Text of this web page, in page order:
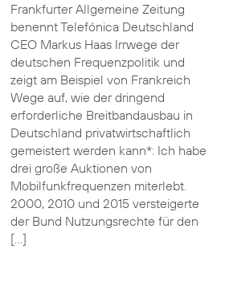
Frankfurter Allgemeine Zeitung
benennt Telefónica Deutschland
CEO Markus Haas Irrwege der
deutschen Frequenzpolitik und
zeigt am Beispiel von Frankreich
Wege auf, wie der dringend
erforderliche Breitbandausbau in
Deutschland privatwirtschaftlich
gemeistert werden kann*: Ich habe
drei große Auktionen von
Mobilfunkfrequenzen miterlebt.
2000, 2010 und 2015 versteigerte
der Bund Nutzungsrechte für den
[…]